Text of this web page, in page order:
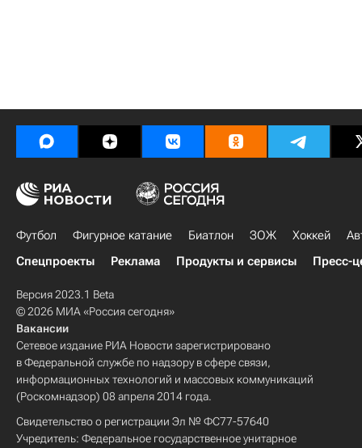
Футбол Фигурное катание Биатлон ЗОЖ Хоккей
Спецпроекты
Реклама Продукты и сервисы Пресс-
Версия 2023.1 Beta
© 2026 МИА «Россия сегодня»
Вакансии
Сетевое издание РИА Новости зарегистрировано
в Федеральной службе по надзору в сфере связи,
информационных технологий и массовых коммуникаций
(Роскомнадзор) 08 апреля 2014 года.
Свидетельство о регистрации Эл № ФС77-57640
Учредитель: Федеральное государственное унитарное